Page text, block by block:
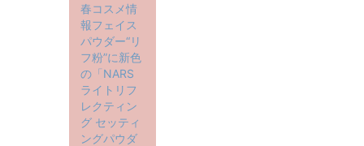
春コスメ情
報フェイス
パウダー“リ
フ粉”に新色
の「NARS
ライトリフ
レクティン
グ セッティ
ングパウダ